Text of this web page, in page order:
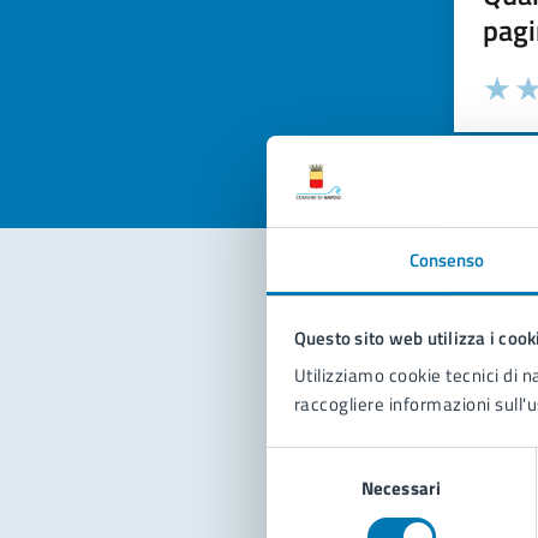
Consenso
Questo sito web utilizza i
Utilizziamo cookie tecnici di
raccogliere informazioni
Necessari
Valuta